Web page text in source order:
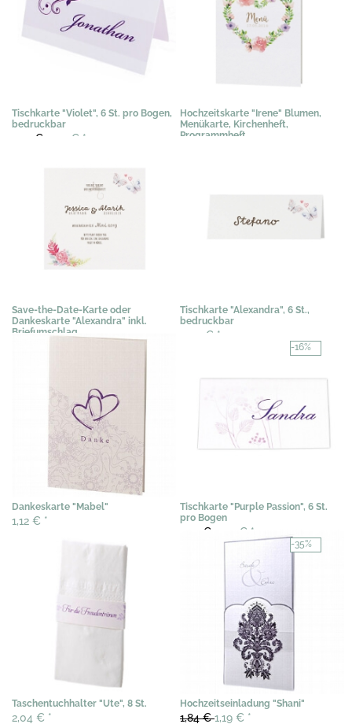
Tischkarte "Violet", 6 St. pro Bogen,
bedruckbar
4,72 € 3,95 € *
Hochzeitskarte "Irene" Blumen,
Menükarte, Kirchenheft,
Programmheft
Save-the-Date-Karte oder
Dankeskarte "Alexandra" inkl.
Briefumschlag
Tischkarte "Alexandra", 6 St.,
bedruckbar
3,03 € *
Dankeskarte "Mabel"
1,12 € *
-16%
Tischkarte "Purple Passion", 6 St.
pro Bogen
4,72 € 3,95 € *
Taschentuchhalter "Ute", 8 St.
2,04 € *
-35%
Hochzeitseinladung "Shani"
1,84 €1,19 € *